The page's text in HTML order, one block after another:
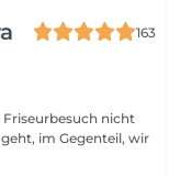
163
Friseurbesuch nicht
im Gegenteil, wir